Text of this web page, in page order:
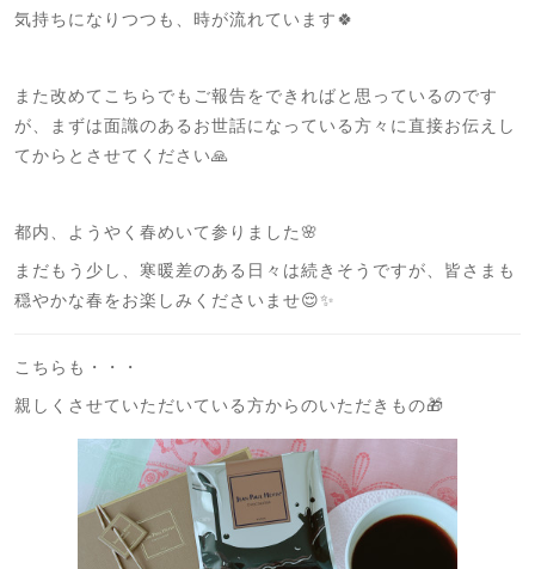
気持ちになりつつも、時が流れています🍀
また改めてこちらでもご報告をできればと思っているのです
が、まずは面識のあるお世話になっている方々に直接お伝えし
てからとさせてください🙏
都内、ようやく春めいて参りました🌸
まだもう少し、寒暖差のある日々は続きそうですが、皆さまも
穏やかな春をお楽しみくださいませ😌✨
こちらも・・・
親しくさせていただいている方からのいただきもの🎁